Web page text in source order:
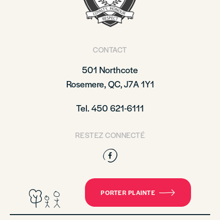
CONTACT
501 Northcote
Rosemere, QC, J7A 1Y1
Tel. 450 621-6111
RESTEZ CONNECTÉ
Facebook
PORTER PLAINTE